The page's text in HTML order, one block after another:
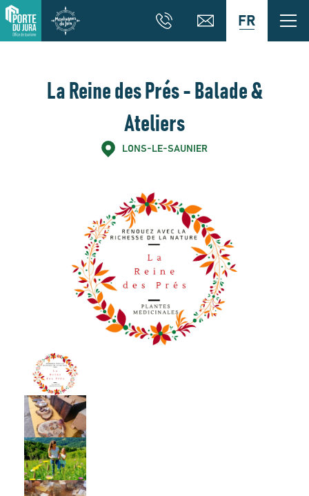
FR
La Reine des Prés - Balade &
Ateliers
LONS-LE-SAUNIER